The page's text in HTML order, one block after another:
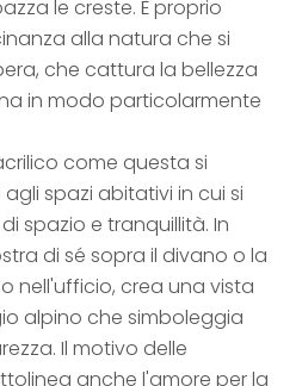
le creste. È proprio
alla natura che si
che cattura la bellezza
in modo particolarmente
come questa si
spazi abitativi in cui si
spazio e tranquillità. In
di sé sopra il divano o la
nell'ufficio, crea una vista
alpino che simboleggia
Il motivo delle
anche l'amore per la